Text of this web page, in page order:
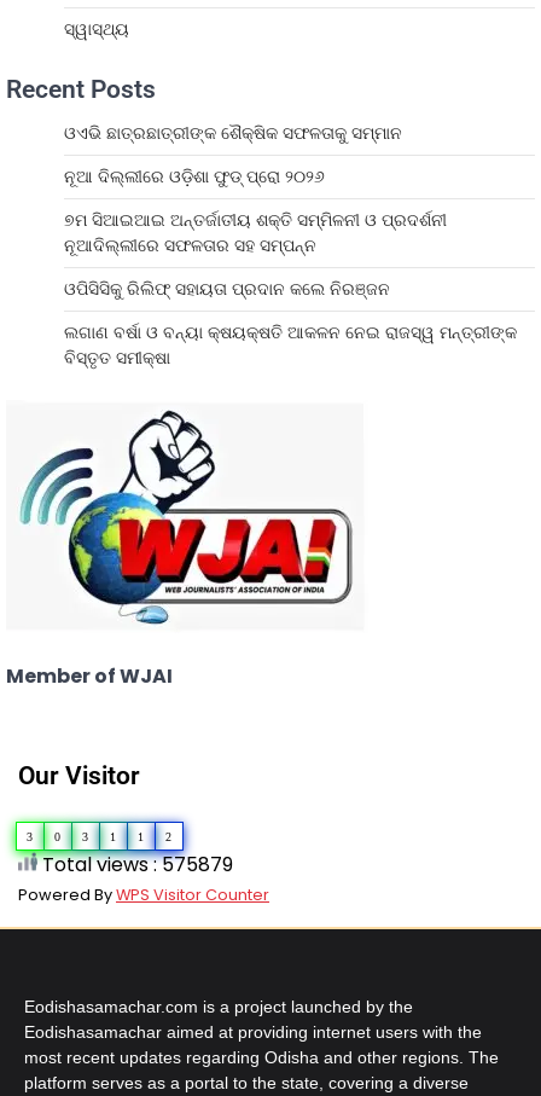
ସ୍ୱାସ୍ଥ୍ୟ
Recent Posts
ଓଏଭି ଛାତ୍ରଛାତ୍ରୀଙ୍କ ଶୈକ୍ଷିକ ସଫଳତାକୁ ସମ୍ମାନ
ନୂଆ ଦିଲ୍ଲୀରେ ଓଡ଼ିଶା ଫୁଡ୍ ପ୍ରୋ ୨୦୨୬
୭ମ ସିଆଇଆଇ ଅନ୍ତର୍ଜାତୀୟ ଶକ୍ତି ସମ୍ମିଳନୀ ଓ ପ୍ରଦର୍ଶନୀ
ନୂଆଦିଲ୍ଲୀରେ ସଫଳତାର ସହ ସମ୍ପନ୍ନ
ଓପିସିସିକୁ ରିଲିଫ୍ ସହାୟତା ପ୍ରଦାନ କଲେ ନିରଞ୍ଜନ
ଲଗାଣ ବର୍ଷା ଓ ବନ୍ୟା କ୍ଷୟକ୍ଷତି ଆକଳନ ନେଇ ରାଜସ୍ୱ ମନ୍ତ୍ରୀଙ୍କ
ବିସ୍ତୃତ ସମୀକ୍ଷା
Member of WJAI
Our Visitor
3 0 3 1 1 2
Total views : 575879
Powered ByWPS Visitor Counter
Eodishasamachar.com is a project launched by the
Eodishasamachar aimed at providing internet users with the
most recent updates regarding Odisha and other regions. The
platform serves as a portal to the state, covering a diverse